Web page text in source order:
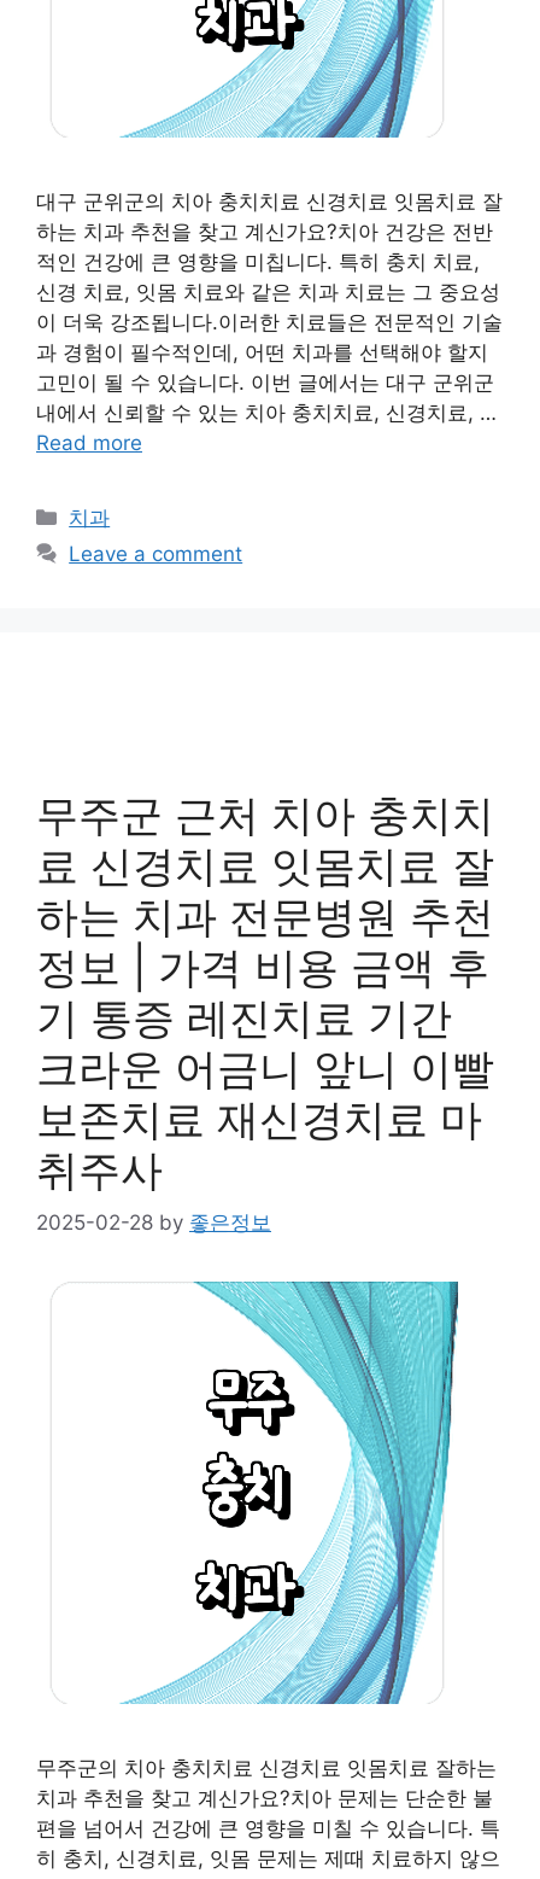
대구 군위군의 치아 충치치료 신경치료 잇몸치료 잘
하는 치과 추천을 찾고 계신가요?치아 건강은 전반
적인 건강에 큰 영향을 미칩니다. 특히 충치 치료,
신경 치료, 잇몸 치료와 같은 치과 치료는 그 중요성
이 더욱 강조됩니다.이러한 치료들은 전문적인 기술
과 경험이 필수적인데, 어떤 치과를 선택해야 할지
고민이 될 수 있습니다. 이번 글에서는 대구 군위군
내에서 신뢰할 수 있는 치아 충치치료, 신경치료, …
Read more
Categories
치과
Leave a comment
무주군 근처 치아 충치치
료 신경치료 잇몸치료 잘
하는 치과 전문병원 추천
정보 | 가격 비용 금액 후
기 통증 레진치료 기간
크라운 어금니 앞니 이빨
보존치료 재신경치료 마
취주사
2025-02-28 by 좋은정보
무주군의 치아 충치치료 신경치료 잇몸치료 잘하는
치과 추천을 찾고 계신가요?치아 문제는 단순한 불
편을 넘어서 건강에 큰 영향을 미칠 수 있습니다. 특
히 충치, 신경치료, 잇몸 문제는 제때 치료하지 않으